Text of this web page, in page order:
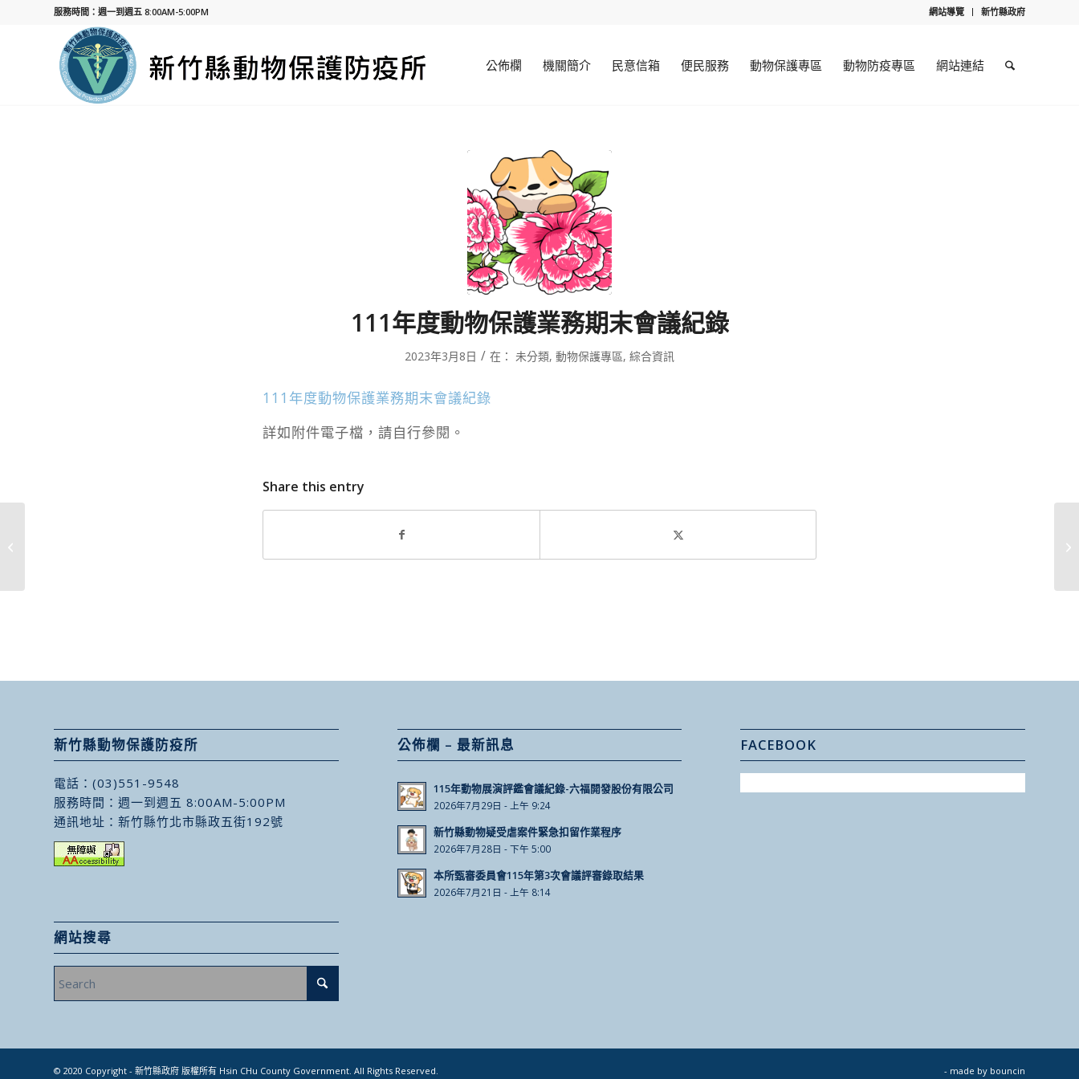
網站導覽 新竹縣政府
服務時間：週一到週五 8:00AM-5:00PM
公佈欄 機關簡介 民意信箱 便民服務 動物保護專區 動物防疫專區 網站連結
111年度動物保護業務期末會議紀錄
2023年3月8日 / 在： 未分類, 動物保護專區, 綜合資訊
111年度動物保護業務期末會議紀錄
詳如附件電子檔，請自行參閱。
Share this entry
新竹縣動物保護防疫所
電話： (03)551-9548
服務時間：週一到週五 8:00AM-5:00PM
通訊地址： 新竹縣竹北市縣政五街192號
網站搜尋
公佈欄 – 最新訊息
115年動物展演評鑑會議紀錄-六福開發股份有限公司
2026年7月29日 - 上午 9:24
新竹縣動物疑受虐案件緊急扣留作業程序
2026年7月28日 - 下午 5:00
本所甄審委員會115年第3次會議評審錄取結果
2026年7月21日 - 上午 8:14
FACEBOOK
© 2020 Copyright - 新竹縣政府 版權所有 Hsin CHu County Government. All Rights Reserved. - made by bouncin